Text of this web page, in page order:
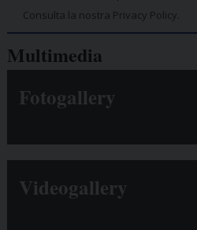
Consulta la nostra Privacy Policy.
Multimedia
Fotogallery
Videogallery